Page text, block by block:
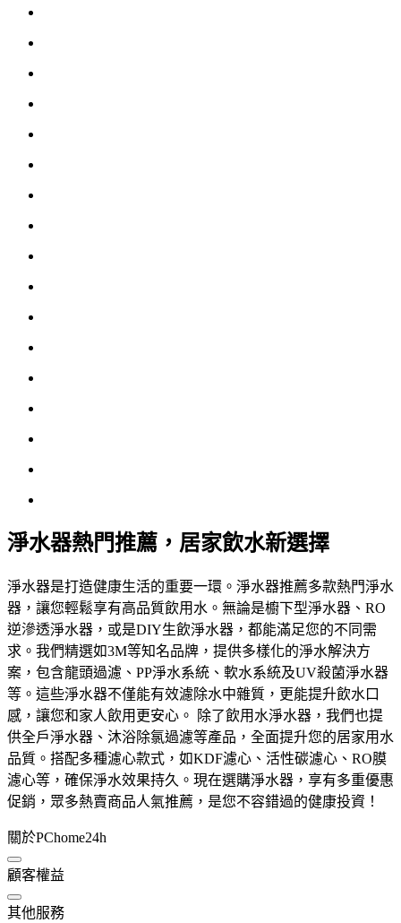
淨水器熱門推薦，居家飲水新選擇
淨水器是打造健康生活的重要一環。淨水器推薦多款熱門淨水
器，讓您輕鬆享有高品質飲用水。無論是櫥下型淨水器、RO
逆滲透淨水器，或是DIY生飲淨水器，都能滿足您的不同需
求。我們精選如3M等知名品牌，提供多樣化的淨水解決方
案，包含龍頭過濾、PP淨水系統、軟水系統及UV殺菌淨水器
等。這些淨水器不僅能有效濾除水中雜質，更能提升飲水口
感，讓您和家人飲用更安心。 除了飲用水淨水器，我們也提
供全戶淨水器、沐浴除氯過濾等產品，全面提升您的居家用水
品質。搭配多種濾心款式，如KDF濾心、活性碳濾心、RO膜
濾心等，確保淨水效果持久。現在選購淨水器，享有多重優惠
促銷，眾多熱賣商品人氣推薦，是您不容錯過的健康投資！
關於PChome24h
顧客權益
其他服務